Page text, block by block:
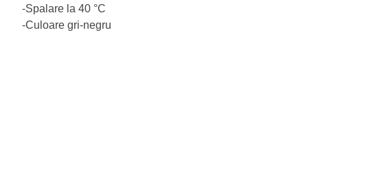
-Spalare la 40 °C
-Culoare gri-negru